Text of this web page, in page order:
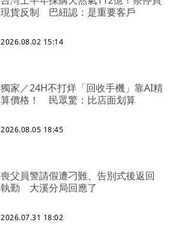
現貨反制 巴紐認：是重要客戶
2026.08.02 15:14
獨家／24H不打烊「回收手機」靠AI精
算價格！ 民眾驚：比店面划算
2026.08.05 18:45
喪父員警請假遭刁難、告別式後返回
執勤 大溪分局回應了
2026.07.31 18:02